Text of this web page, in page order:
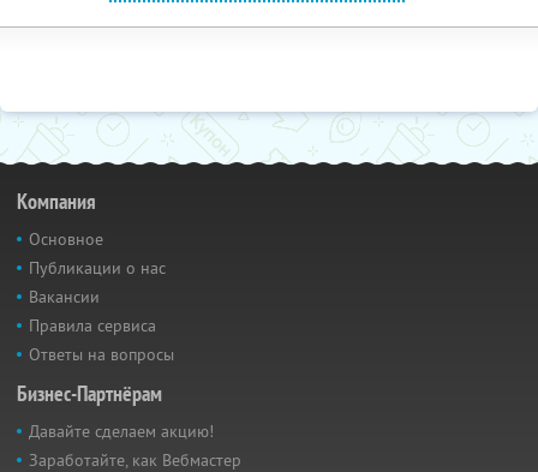
Компания
Основное
Публикации о нас
Вакансии
Правила сервиса
Ответы на вопросы
Бизнес-Партнёрам
Давайте сделаем акцию!
Заработайте, как Вебмастер